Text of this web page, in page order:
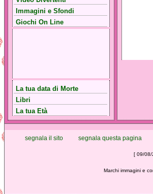
Immagini e Sfondi
Giochi On Line
La tua data di Morte
Libri
La tua Età
segnala il sito segnala questa pagina
[ 09/08/
Marchi immagini e